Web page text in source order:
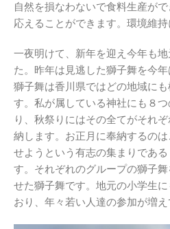
自然を損なわないで食料生産が
応えることができます。環境維持
一夜明けて、新年を迎え今年も
た。昨年は見逃した獅子舞を今年
獅子舞は香川県ではどの地域に
す。私が属している神社にも８
り、秋祭りにはその全てがそれ
納します。お正月に奉納するの
せようという有志の集まりであ
す。それぞれのグループの獅子
せた獅子舞です。地元の小学生
おり、年々若い人達の参加が増え